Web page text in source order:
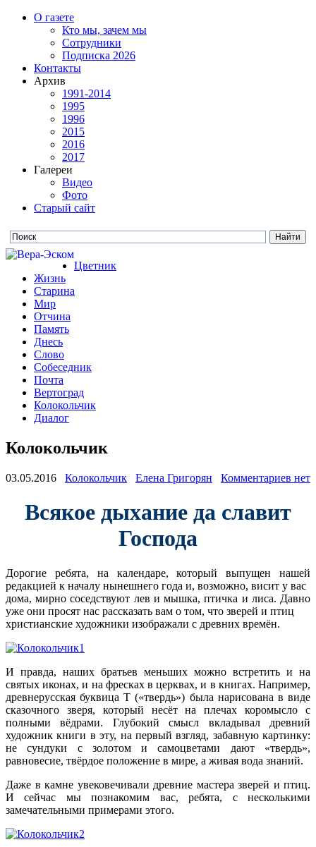
О газете
Кто мы, зачем мы
Сотрудники
Подписка 2026
Контакты
Архив
1991-2014
1995
1996
2015
2016
2017
Галереи
Видео
Фото
Старый сайт
Цветник
Жизнь
Старина
Мир
Отчина
Память
Днесь
Слово
Собеседник
Почта
Вертоград
Колокольчик
Диалог
Колокольчик
03.05.2016 Колокольчик Елена Григорян Комментариев нет
Всякое дыхание да славит
Господа
Дорогие ребята, на календаре, который выпущен нашей
редакцией к началу нынешнего года и, возможно, висит у вас
дома, мирно соседствуют лев и мышка, птичка и лиса. Давно
уже они просят нас рассказать вам о том, что зверей и птиц
христианские художники изображали с древних времён.
И правда, наших братьев меньших можно встретить и на
святых иконах, и на фресках в церквах, и в книгах. Например,
древнерусская буквица Т («твердь») была нарисована в виде
сказочного зверя, который несёт на плечах коромысло с
полными вёдрами. Глубокий смысл вкладывал древний
художник книги в эту, на первый взгляд, забавную картинку:
не сундуки с золотом и самоцветами дают «твердь»,
равновесие, твёрдое положение в мире, а живая вода знаний.
Даже в камне увековечивали древние мастера зверей и птиц.
И сейчас мы познакомим вас, ребята, с несколькими
замечательными примерами этого.